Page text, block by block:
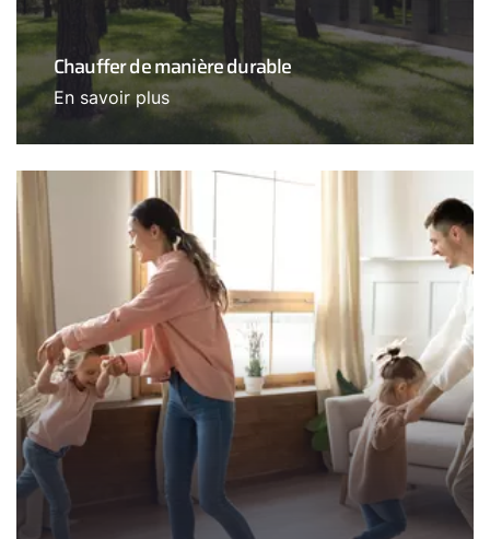
Chauffer de manière durable
En savoir plus